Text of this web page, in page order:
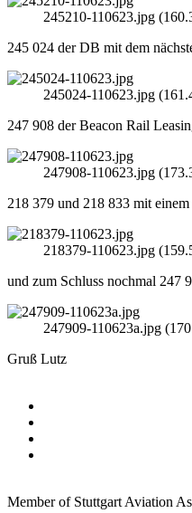
245210-110623.jpg
245 024 der DB mit dem
245024-110623.jpg
247 908 der Beacon Rail
247908-110623.jpg
218 379 und 218 833 mit
218379-110623.jpg
und zum Schluss nochmal 247
247909-110623a.jpg
Gruß Lutz
Member of Stuttgart Aviation